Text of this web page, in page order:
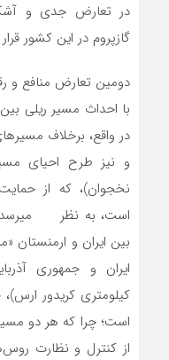
در تعارض جدی و
گازپروم در این کشور قرار
دومین تعارض منافع و
با احداث مسیر ریلی
در واقع، برخلاف
و نیز طرح احیای
نخجوان)، که از
است، به نظر می­رسد
بین ایران و ارمنستان
کیلومتری کریدور
است؛ چرا که هر دو
از کنترل و نظارت